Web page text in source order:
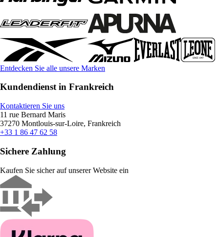
Entdecken Sie alle unsere Marken
Kundendienst in Frankreich
Kontaktieren Sie uns
11 rue Bernard Maris
37270 Montlouis-sur-Loire, Frankreich
+33 1 86 47 62 58
Sichere Zahlung
Kaufen Sie sicher auf unserer Website ein